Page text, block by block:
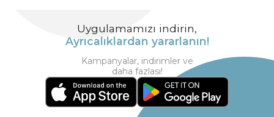
Uygulamamızı indirin,
Ayrıcalıklardan yararlanın!
Kampanyalar, indirimler ve
daha fazlası!